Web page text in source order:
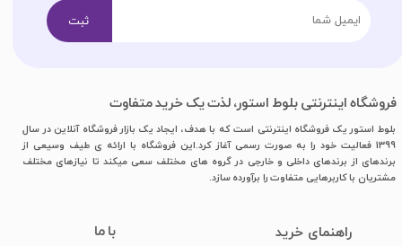
فروشگاه اینترنتی بلوط استور، لذت یک خرید متفاوت
بلوط استور یک فروشگاه اینترنتی است که با هدف، ایجاد یک بازار فروشگاه آنلاین در سال
1399 فعالیت خود را به صورت رسمی آغاز کرد.این فروشگاه با ارائه ی طیف وسیعی از
برندهای از برندهای داخلی و خارجی در گروه های مختلف سعی میکند تا نیازهای مختلف
مشتریان با کاربرهایی متفاوت را برآورده سازد.
با ما
​راهنمای خرید
ثبت